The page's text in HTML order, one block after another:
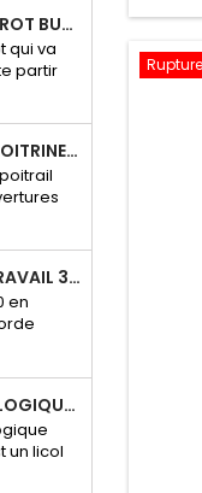
PAD DE GARROT BUCAS
qui va
partir
RALLONGE POITRINE CLICK N'GO BUCAS
de
LONGE DE TRAVAIL 3.70M MOUSQUETON SECURITE BROCKAMP
en
LICOL ETHOLOGIQUE BROCKAMP
un licol
pour